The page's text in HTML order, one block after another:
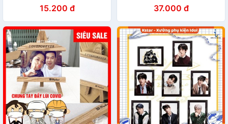
BONGBIHOUSE
15.200 đ 37.000 đ